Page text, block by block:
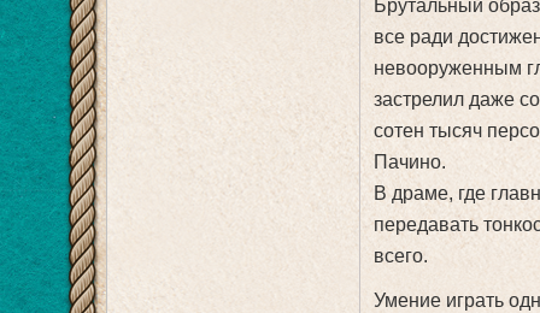
Брутальный
все ради
невооруженным
застрелил даже
сотен тысяч
Пачино.
В драме, где
передавать
всего.
Умение играть